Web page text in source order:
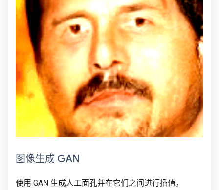
图像生成 GAN
使用 GAN 生成人工面孔并在它们之间进行插值。